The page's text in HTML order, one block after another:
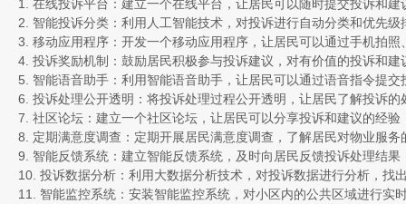
1. 在线投诉平台：建立一个在线平台，让居民可以随时提交投诉和
2. 智能投诉分类：利用人工智能技术，对投诉进行自动分类和优先
3. 移动应用程序：开发一个移动应用程序，让居民可以通过手机拍
4. 投诉奖励机制：鼓励居民积极参与投诉建议，对有价值的投诉和
5. 智能语音助手：利用智能语音助手，让居民可以通过语音指令提
6. 投诉处理公开透明：将投诉处理过程公开透明，让居民了解投诉
7. 社区论坛：建立一个社区论坛，让居民可以分享投诉和建议的经
8. 定期满意度调查：定期开展居民满意度调查，了解居民对物业服
9. 智能反馈系统：建立智能反馈系统，及时向居民反馈投诉处理结
10. 投诉数据分析：利用大数据分析技术，对投诉数据进行分析，找
11. 智能监控系统：安装智能监控系统，对小区内的公共区域进行实